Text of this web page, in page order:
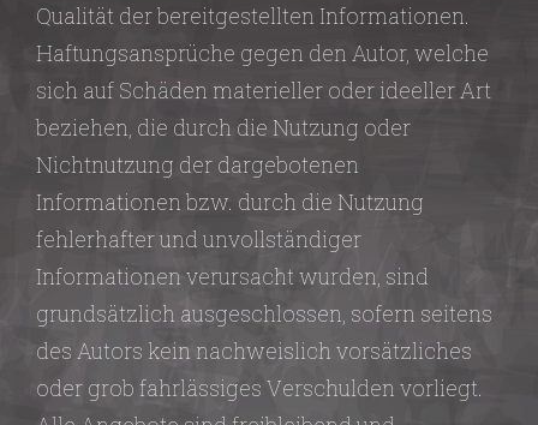
Qualität der bereitgestellten Informationen.
Haftungsansprüche gegen den Autor, welche
sich auf Schäden materieller oder ideeller Art
beziehen, die durch die Nutzung oder
Nichtnutzung der dargebotenen
Informationen bzw. durch die Nutzung
fehlerhafter und unvollständiger
Informationen verursacht wurden, sind
grundsätzlich ausgeschlossen, sofern seitens
des Autors kein nachweislich vorsätzliches
oder grob fahrlässiges Verschulden vorliegt.